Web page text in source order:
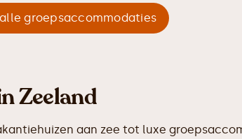
groepsaccommodaties
Zeeland
aan zee tot luxe